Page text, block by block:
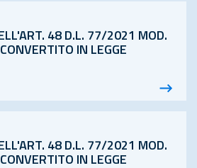
48 D.L. 77/2021 MOD.
IN LEGGE
48 D.L. 77/2021 MOD.
IN LEGGE